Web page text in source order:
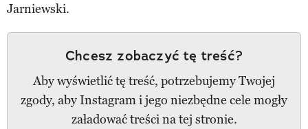
Jarniewski.
Chcesz zobaczyć tę treść?
Aby wyświetlić tę treść, potrzebujemy Twojej
zgody, aby Instagram i jego niezbędne cele mogły
załadować treści na tej stronie.